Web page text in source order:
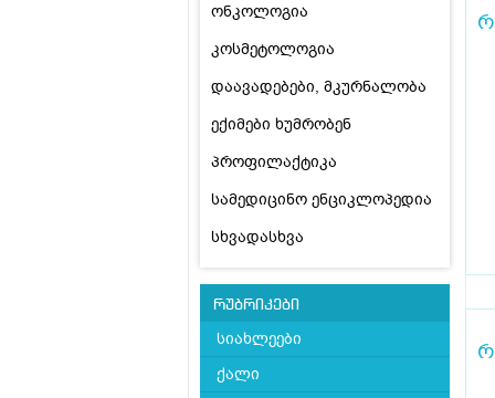
ონკოლოგია
კოსმეტოლოგია
დაავადებები, მკურნალობა
ექიმები ხუმრობენ
პროფილაქტიკა
სამედიცინო ენციკლოპედია
სხვადასხვა
რუბრიკები
სიახლეები
ქალი